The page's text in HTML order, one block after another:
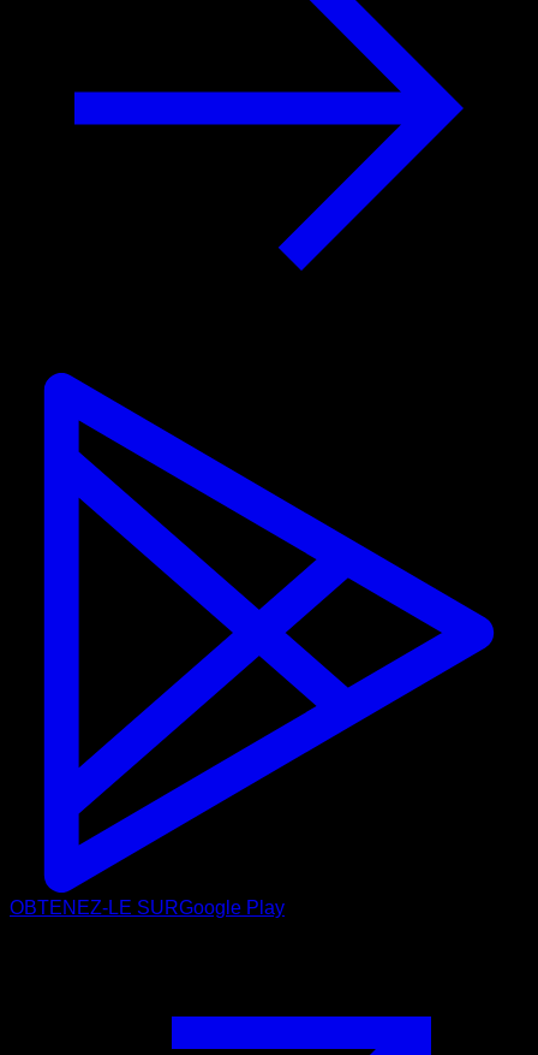
OBTENEZ-LE SURGoogle Play